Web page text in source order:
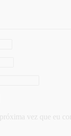
vez que eu